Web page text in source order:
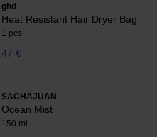
ghd
Heat Resistant Hair Dryer Bag
1 pcs
47 €
SACHAJUAN
Ocean Mist
150 ml